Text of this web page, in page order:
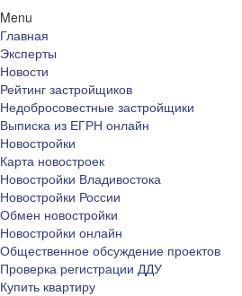
Menu
Главная
Эксперты
Новости
Рейтинг застройщиков
Недобросовестные застройщики
Выписка из ЕГРН онлайн
Новостройки
Карта новостроек
Новостройки Владивостока
Новостройки России
Обмен новостройки
Новостройки онлайн
Общественное обсуждение проектов
Проверка регистрации ДДУ
Купить квартиру